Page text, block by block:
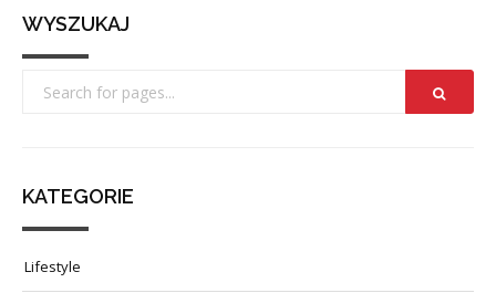
WYSZUKAJ
KATEGORIE
Lifestyle